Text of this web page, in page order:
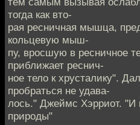
тогда как вто-
рая ресничная мышца,
кольцевую мыш-
пу, вросшую в ресничное
приближает реснич-
ное тело к хрусталику".
пробраться не удава-
лось." Джеймс Хэрриот. "И
природы"